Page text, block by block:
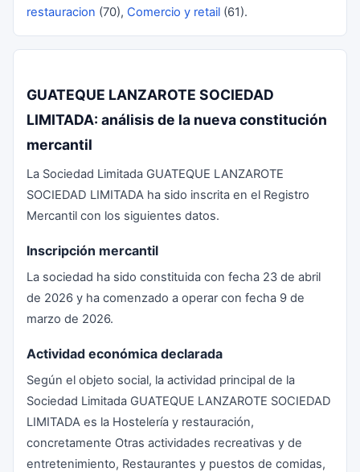
restauracion (70), Comercio y retail (61).
GUATEQUE LANZAROTE SOCIEDAD
LIMITADA: análisis de la nueva constitución
mercantil
La Sociedad Limitada GUATEQUE LANZAROTE
SOCIEDAD LIMITADA ha sido inscrita en el Registro
Mercantil con los siguientes datos.
Inscripción mercantil
La sociedad ha sido constituida con fecha 23 de abril
de 2026 y ha comenzado a operar con fecha 9 de
marzo de 2026.
Actividad económica declarada
Según el objeto social, la actividad principal de la
Sociedad Limitada GUATEQUE LANZAROTE SOCIEDAD
LIMITADA es la Hostelería y restauración,
concretamente Otras actividades recreativas y de
entretenimiento, Restaurantes y puestos de comidas,